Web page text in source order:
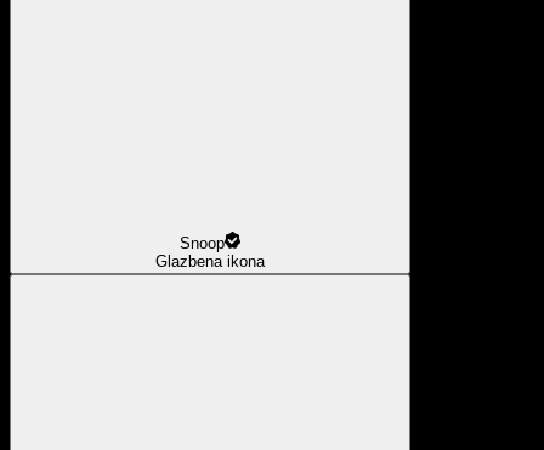
Snoop
Glazbena ikona